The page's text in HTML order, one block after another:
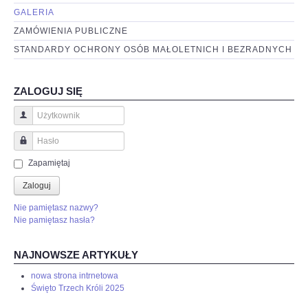
GALERIA
ZAMÓWIENIA PUBLICZNE
STANDARDY OCHRONY OSÓB MAŁOLETNICH I BEZRADNYCH
ZALOGUJ SIĘ
Użytkownik
Hasło
Zapamiętaj
Zaloguj
Nie pamiętasz nazwy?
Nie pamiętasz hasła?
NAJNOWSZE ARTYKUŁY
nowa strona intrnetowa
Święto Trzech Króli 2025